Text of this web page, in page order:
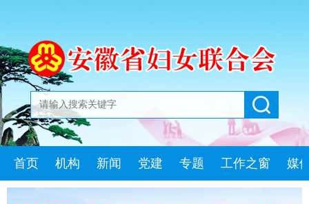
首页 机构 新闻 党建 专题 工作之窗 媒